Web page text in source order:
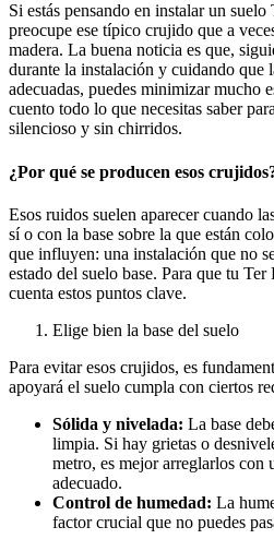
Si estás pensando en instalar un
preocupe ese típico crujido que a
madera. La buena noticia es que,
durante la instalación y cuidando que
adecuadas, puedes minimizar mucho
cuento todo lo que necesitas saber
silencioso y sin chirridos.
¿Por qué se producen esos
Esos ruidos suelen aparecer cuando
sí o con la base sobre la que están
que influyen: una instalación que no
estado del suelo base. Para que tu
cuenta estos puntos clave.
Elige bien la base del suelo
Para evitar esos crujidos, es
apoyará el suelo cumpla con ciertos
Sólida y nivelada: La base
limpia. Si hay grietas o
metro, es mejor arreglarlos con
adecuado.
Control de humedad: La
factor crucial que no puedes